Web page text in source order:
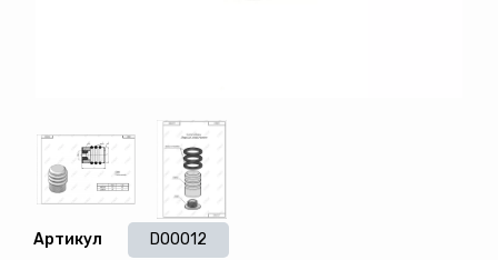
Артикул DO0012